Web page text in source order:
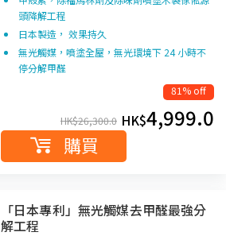
頭降解工程
日本製造， 效果持久
無光觸媒，噴塗全屋，無光環境下 24 小時不
停分解甲醛
81% off
HK$26,300.0 HK$4,999.0
購買
「日本專利」無光觸媒去甲醛最強分
解工程